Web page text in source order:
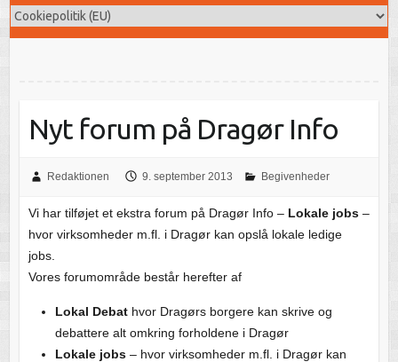
Nyt forum på Dragør Info
Redaktionen 9. september 2013 Begivenheder
Vi har tilføjet et ekstra forum på Dragør Info – Lokale jobs–
hvor virksomheder m.fl. i Dragør kan opslå lokale ledige
jobs.
Vores forumområde består herefter af
Lokal Debathvor Dragørs borgere kan skrive og
debattere alt omkring forholdene i Dragør
Lokale jobs– hvor virksomheder m.fl. i Dragør kan